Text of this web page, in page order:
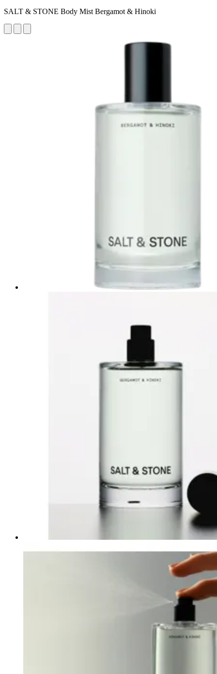
SALT & STONE Body Mist Bergamot & Hinoki